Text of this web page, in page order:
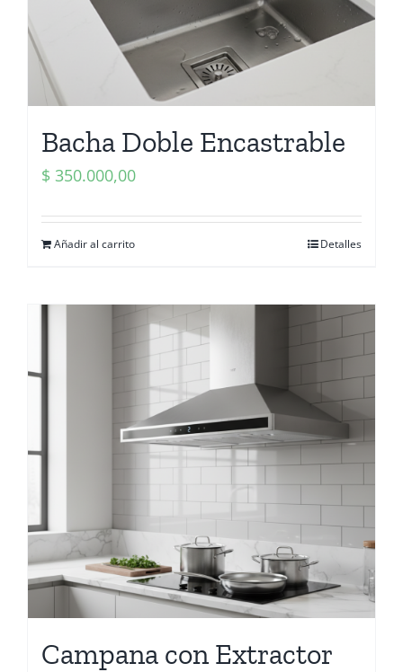
Bacha Doble Encastrable
$ 350.000,00
Añadir al carrito Detalles
Campana con Extractor